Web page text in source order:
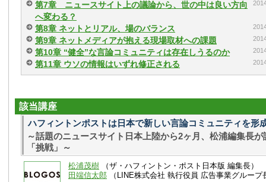
第7章 ニュースサイト上の議論から、世の中は良い方向
へ変わる？
第8章 ネットとリアル、場のバランス
第9章 ネットメディアが抱える現場取材への課題
第10章 “健全”な言論コミュニティは存在しうるのか
第11章 ウソの情報はいずれ修正される
該当講座
ハフィントンポストは日本で新しい言論コミュニティを形
～話題のニュースサイト日本上陸から2ヶ月、松浦編集長
「挑戦」～
松浦茂樹 （ザ・ハフィントン・ポスト日本版 編集長）
田端信太郎 （LINE株式会社 執行役員 広告事業グループ